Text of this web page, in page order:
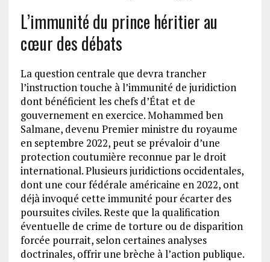
L’immunité du prince héritier au
cœur des débats
La question centrale que devra trancher
l’instruction touche à l’immunité de juridiction
dont bénéficient les chefs d’État et de
gouvernement en exercice. Mohammed ben
Salmane, devenu Premier ministre du royaume
en septembre 2022, peut se prévaloir d’une
protection coutumière reconnue par le droit
international. Plusieurs juridictions occidentales,
dont une cour fédérale américaine en 2022, ont
déjà invoqué cette immunité pour écarter des
poursuites civiles. Reste que la qualification
éventuelle de crime de torture ou de disparition
forcée pourrait, selon certaines analyses
doctrinales, offrir une brèche à l’action publique.